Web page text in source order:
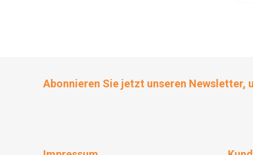
Abonnieren Sie jetzt unseren